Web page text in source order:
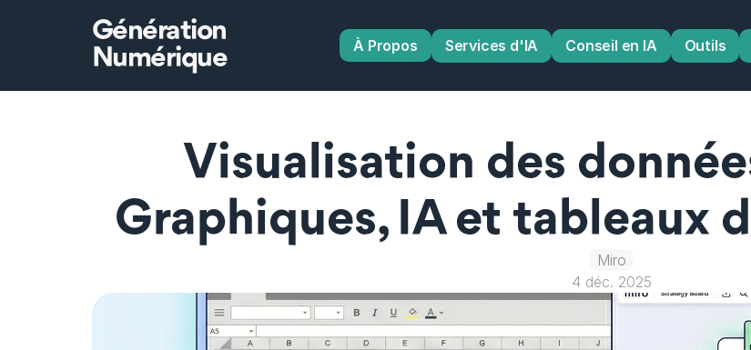
Génération
Numérique
À Propos Services d'IA Conseil en IA Outils
Visualisation des
Graphiques, IA et tableaux
Miro
4 déc. 2025